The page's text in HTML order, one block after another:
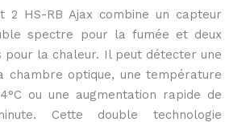
2 HS-RB Ajax combine un capteur
spectre pour la fumée et deux
pour la chaleur. Il peut détecter une
chambre optique, une température
ou une augmentation rapide de
Cette double technologie